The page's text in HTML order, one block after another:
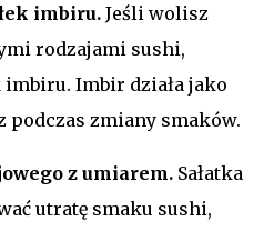
imbiru. Jeśli wolisz
rodzajami sushi,
imbiru. Imbir działa jako
podczas zmiany smaków.
z umiarem. Sałatka
utratę smaku sushi,